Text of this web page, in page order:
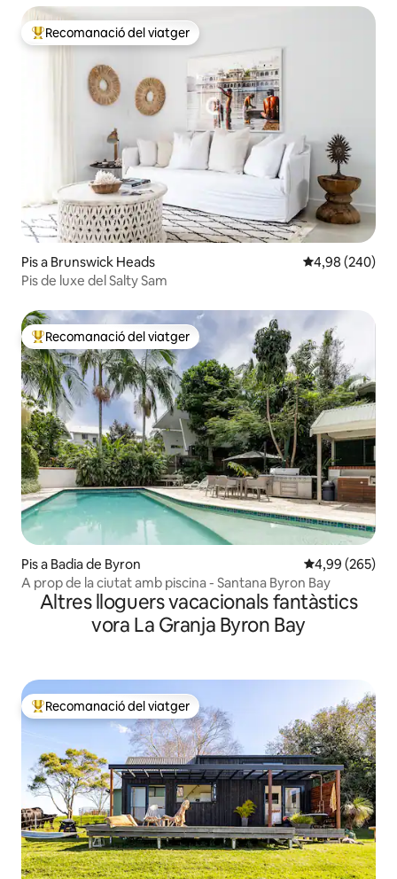
Principals recomanacions dels viatgers
Recomanació del viatger
Pis a Brunswick Heads 4,98 de
4,98 (240)
Pis de luxe del Salty Sam
Principals recomanacions dels viatgers
Recomanació del viatger
Pis a Badia de Byron 4,99 de
4,99 (265)
A prop de la ciutat amb piscina - Santana Byron Bay
Altres lloguers vacacionals fantàstics
vora La Granja Byron Bay
Principals recomanacions dels viatgers
Recomanació del viatger